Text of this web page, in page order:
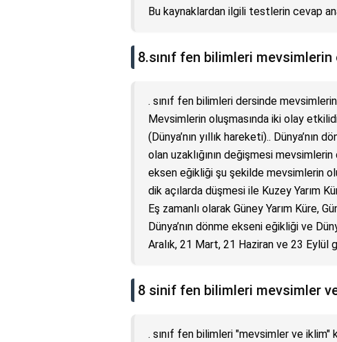
Bu kaynaklardan ilgili testlerin cevap
8.sınıf fen bilimleri
. sınıf fen bilimleri dersinde
Mevsimlerin oluşmasında iki olay
(Dünya’nın yıllık hareketi).. Dünya’nın
olan uzaklığının değişmesi
eksen eğikliği şu şekilde mevsimlerin
dik açılarda düşmesi ile Kuzey Yarım
Eş zamanlı olarak Güney Yarım Küre,
Dünya’nın dönme ekseni eğikliği ve
Aralık, 21 Mart, 21 Haziran ve 23 Eylül
8 sinif fen bilimleri mevsimler
. sınıf fen bilimleri "mevsimler ve iklim"